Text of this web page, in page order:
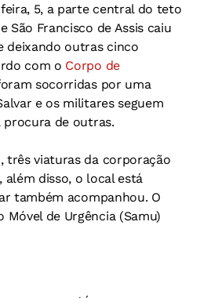
5, a parte central do teto
São Francisco de Assis caiu
deixando outras cinco
com o Corpo de
socorridas por uma
e os militares seguem
procura de outras.
três viaturas da corporação
disso, o local está
também acompanhou. O
Móvel de Urgência (Samu)